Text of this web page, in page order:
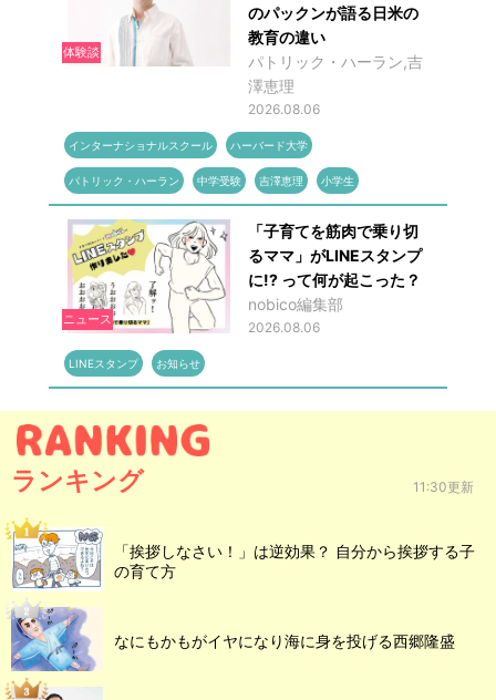
体験談
のパックンが語る日米の
教育の違い
パトリック・ハーラン,吉
澤恵理
2026.08.06
インターナショナルスクール ハーバード大学
パトリック・ハーラン 中学受験 吉澤恵理 小学生
ニュース
「子育てを筋肉で乗り切
るママ」がLINEスタンプ
に!? って何が起こった？
nobico編集部
2026.08.06
LINEスタンプ お知らせ
ランキング 11:30更新
「挨拶しなさい！」は逆効果？ 自分から挨拶する子
の育て方
なにもかもがイヤになり海に身を投げる西郷隆盛